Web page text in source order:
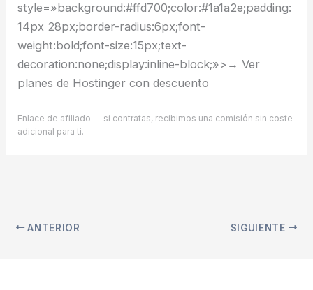
style=»background:#ffd700;color:#1a1a2e;padding:
14px 28px;border-radius:6px;font-
weight:bold;font-size:15px;text-
decoration:none;display:inline-block;»>→ Ver
planes de Hostinger con descuento
Enlace de afiliado — si contratas, recibimos una comisión sin coste
adicional para ti.
ANTERIOR SIGUIENTE